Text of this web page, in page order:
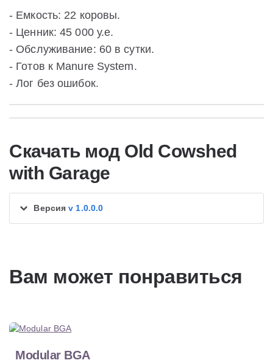
- Емкость: 22 коровы.
- Ценник: 45 000 у.е.
- Обслуживание: 60 в сутки.
- Готов к Manure System.
- Лог без ошибок.
Скачать мод Old Cowshed
with Garage
Версияv 1.0.0.0
Вам может понравиться
Modular BGA